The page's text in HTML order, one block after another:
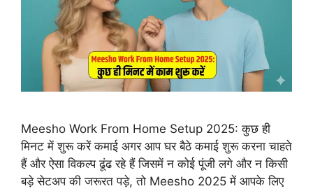
Meesho Work From Home Setup 2025: कुछ ही
मिनट में शुरू करें कमाई अगर आप घर बैठे कमाई शुरू करना चाहते
हैं और ऐसा विकल्प ढूंढ रहे हैं जिसमें न कोई पूंजी लगे और न किसी
बड़े सेटअप की जरूरत पड़े, तो Meesho 2025 में आपके लिए